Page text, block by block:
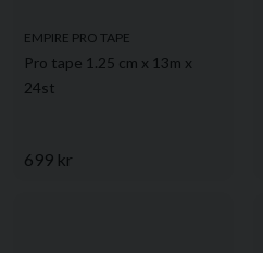
EMPIRE PRO TAPE
Pro tape 1.25 cm x 13m x
24st
699 kr